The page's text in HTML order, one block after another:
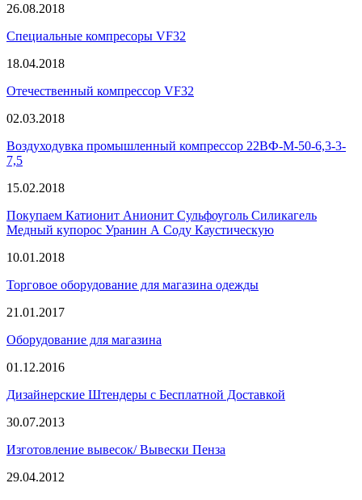
26.08.2018
Специальные компресоры VF32
18.04.2018
Отечественный компрессор VF32
02.03.2018
Воздуходувка промышленный компрессор 22ВФ-М-50-6,3-3-
7,5
15.02.2018
Покупаем Катионит Анионит Сульфоуголь Силикагель
Медный купорос Уранин А Соду Каустическую
10.01.2018
Торговое оборудование для магазина одежды
21.01.2017
Оборудование для магазина
01.12.2016
Дизайнерские Штендеры с Бесплатной Доставкой
30.07.2013
Изготовление вывесок/ Вывески Пенза
29.04.2012